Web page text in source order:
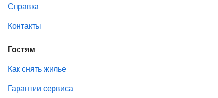
Справка
Контакты
Гостям
Как снять жилье
Гарантии сервиса